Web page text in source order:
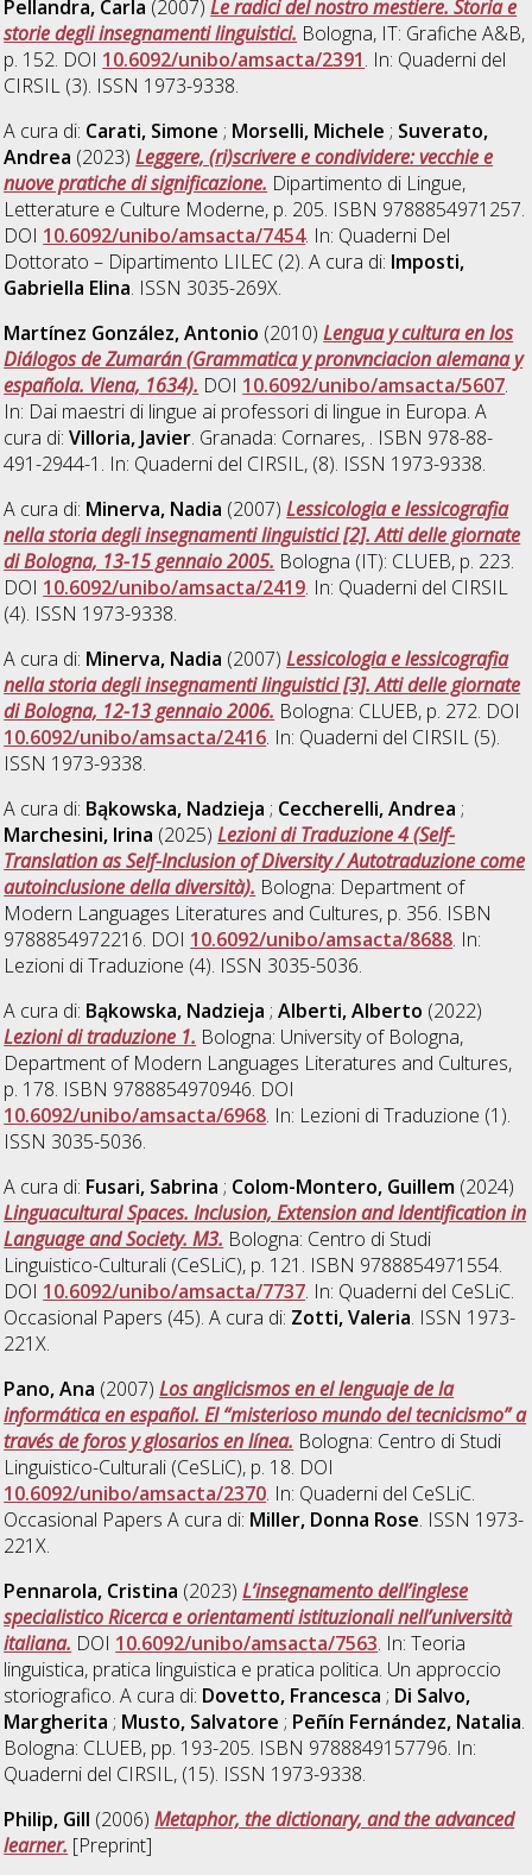
Pellandra, Carla (2007)Le radici del nostro mestiere. Storia e
storie degli insegnamenti linguistici. Bologna, IT: Grafiche A&B,
p. 152. DOI 10.6092/unibo/amsacta/2391. In: Quaderni del
CIRSIL (3). ISSN 1973-9338.
A cura di: Carati, Simone ; Morselli, Michele ; Suverato,
Andrea (2023)Leggere, (ri)scrivere e condividere: vecchie e
nuove pratiche di significazione. Dipartimento di Lingue,
Letterature e Culture Moderne, p. 205. ISBN 9788854971257.
DOI 10.6092/unibo/amsacta/7454. In: Quaderni Del
Dottorato – Dipartimento LILEC (2). A cura di: Imposti,
Gabriella Elina. ISSN 3035-269X.
Martínez González, Antonio (2010)Lengua y cultura en los
Diálogos de Zumarán (Grammatica y pronvnciacion alemana y
española. Viena, 1634). DOI 10.6092/unibo/amsacta/5607.
In: Dai maestri di lingue ai professori di lingue in Europa. A
cura di:Villoria, Javier. Granada: Cornares, . ISBN 978-88-
491-2944-1. In: Quaderni del CIRSIL, (8). ISSN 1973-9338.
A cura di: Minerva, Nadia (2007)Lessicologia e lessicografia
nella storia degli insegnamenti linguistici [2]. Atti delle giornate
di Bologna, 13-15 gennaio 2005. Bologna (IT): CLUEB, p. 223.
DOI 10.6092/unibo/amsacta/2419. In: Quaderni del CIRSIL
(4). ISSN 1973-9338.
A cura di: Minerva, Nadia (2007)Lessicologia e lessicografia
nella storia degli insegnamenti linguistici [3]. Atti delle giornate
di Bologna, 12-13 gennaio 2006. Bologna: CLUEB, p. 272. DOI
10.6092/unibo/amsacta/2416. In: Quaderni del CIRSIL (5).
ISSN 1973-9338.
A cura di: Bąkowska, Nadzieja ; Ceccherelli, Andrea ;
Marchesini, Irina (2025)Lezioni di Traduzione 4 (Self-
Translation as Self-Inclusion of Diversity / Autotraduzione come
autoinclusione della diversità). Bologna: Department of
Modern Languages Literatures and Cultures, p. 356. ISBN
9788854972216. DOI 10.6092/unibo/amsacta/8688. In:
Lezioni di Traduzione (4). ISSN 3035-5036.
A cura di: Bąkowska, Nadzieja ;Alberti, Alberto (2022)
Lezioni di traduzione 1. Bologna: University of Bologna,
Department of Modern Languages Literatures and Cultures,
p. 178. ISBN 9788854970946. DOI
10.6092/unibo/amsacta/6968. In: Lezioni di Traduzione (1).
ISSN 3035-5036.
A cura di: Fusari, Sabrina ; Colom-Montero, Guillem (2024)
Linguacultural Spaces. Inclusion, Extension and Identification in
Language and Society. M3. Bologna: Centro di Studi
Linguistico-Culturali (CeSLiC), p. 121. ISBN 9788854971554.
DOI 10.6092/unibo/amsacta/7737. In: Quaderni del CeSLiC.
Occasional Papers (45). A cura di: Zotti, Valeria. ISSN 1973-
221X.
Pano, Ana (2007)Los anglicismos en el lenguaje de la
informática en español. El “misterioso mundo del tecnicismo” a
través de foros y glosarios en línea. Bologna: Centro di Studi
Linguistico-Culturali (CeSLiC), p. 18. DOI
10.6092/unibo/amsacta/2370. In: Quaderni del CeSLiC.
Occasional Papers A cura di: Miller, Donna Rose. ISSN 1973-
221X.
Pennarola, Cristina (2023)L’insegnamento dell’inglese
specialistico Ricerca e orientamenti istituzionali nell’università
italiana. DOI 10.6092/unibo/amsacta/7563. In: Teoria
linguistica, pratica linguistica e pratica politica. Un approccio
storiografico. A cura di: Dovetto, Francesca ; Di Salvo,
Margherita ; Musto, Salvatore ; Peñín Fernández, Natalia.
Bologna: CLUEB, pp. 193-205. ISBN 9788849157796. In:
Quaderni del CIRSIL, (15). ISSN 1973-9338.
Philip, Gill (2006)Metaphor, the dictionary, and the advanced
learner. [Preprint]